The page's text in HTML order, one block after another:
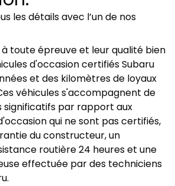
les détails avec l’un de nos
toute épreuve et leur qualité bien
d'occasion certifiés Subaru
et des kilomètres de loyaux
véhicules s'accompagnent de
significatifs par rapport aux
qui ne sont pas certifiés,
du constructeur, un
routière 24 heures et une
effectuée par des techniciens